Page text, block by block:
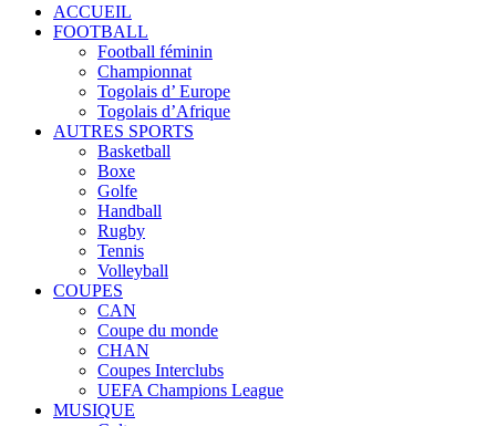
ACCUEIL
FOOTBALL
Football féminin
Championnat
Togolais d’ Europe
Togolais d’Afrique
AUTRES SPORTS
Basketball
Boxe
Golfe
Handball
Rugby
Tennis
Volleyball
COUPES
CAN
Coupe du monde
CHAN
Coupes Interclubs
UEFA Champions League
MUSIQUE